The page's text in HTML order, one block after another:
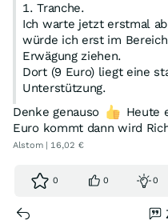
1. Tranche.
Ich warte jetzt erstmal
würde ich erst im
Erwägung ziehen.
Dort (9 Euro) liegt eine
Unterstützung.
Denke genauso
Heute
Euro kommt dann wird
Alstom | 16,02 €
0 0 0